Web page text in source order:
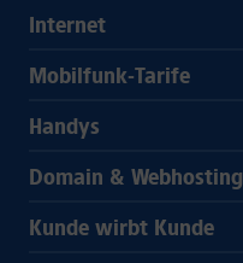
Internet
Mobilfunk-Tarife
Handys
Domain & Webhosting
Kunde wirbt Kunde